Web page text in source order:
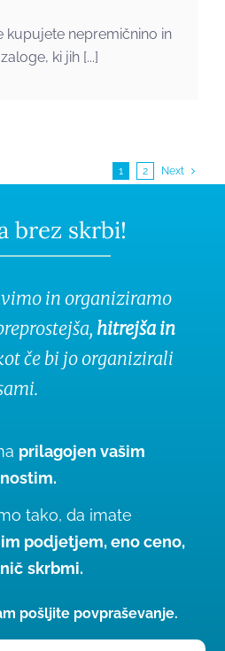
kupujete nepremičnino in
ki jih [...]
1 2 Next
brez skrbi!
in organiziramo
hitrejša in
če bi jo organizirali
prilagojen vašim
tako, da imate
podjetjem, eno ceno,
skrbmi.
pošljite povpraševanje.